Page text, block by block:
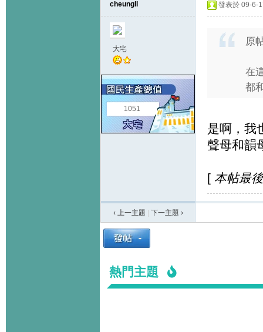
cheungll
大宅
1051
發表於 09-6-
原
在
都
是啊，我
聲母和韻
[ 本帖最
‹ 上一主題 下一主題 ›
熱門主題